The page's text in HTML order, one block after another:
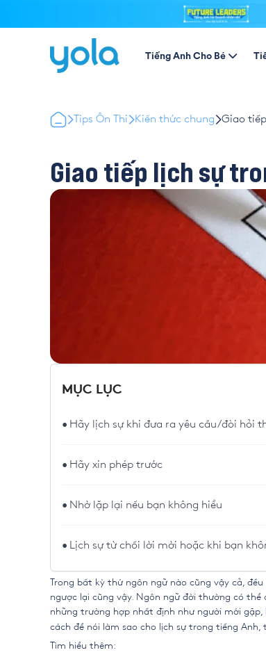
Tiếng Anh Cho Bé
Tips Ôn Thi Kiến thức chung Giao
Giao tiếp lịch sự
MỤC LỤC
Hãy lịch sự khi đưa ra yêu cầu/đòi hỏi
Hãy xin phép trước
Nhờ lặp lại nếu bạn không hiểu
Lịch sự từ chối lời mời hoặc khi bạn
Trong bất kỳ thứ ngôn ngữ nào cũng vậy cả,
ngược lại cũng vậy. Ngôn ngữ đời thường có thể
những trường hợp nhất định như người mới
cách để nói làm sao cho lịch sự trong tiếng
Tìm hiểu thêm: